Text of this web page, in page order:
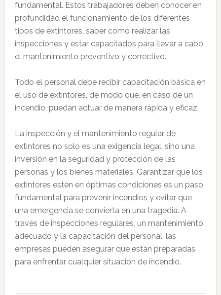
fundamental. Estos trabajadores deben conocer en
profundidad el funcionamiento de los diferentes
tipos de extintores, saber cómo realizar las
inspecciones y estar capacitados para llevar a cabo
el mantenimiento preventivo y correctivo.
Todo el personal debe recibir capacitación básica en
el uso de extintores, de modo que, en caso de un
incendio, puedan actuar de manera rápida y eficaz.
La inspección y el mantenimiento regular de
extintores no solo es una exigencia legal, sino una
inversión en la seguridad y protección de las
personas y los bienes materiales. Garantizar que los
extintores estén en óptimas condiciones es un paso
fundamental para prevenir incendios y evitar que
una emergencia se convierta en una tragedia. A
través de inspecciones regulares, un mantenimiento
adecuado y la capacitación del personal, las
empresas pueden asegurar que están preparadas
para enfrentar cualquier situación de incendio.